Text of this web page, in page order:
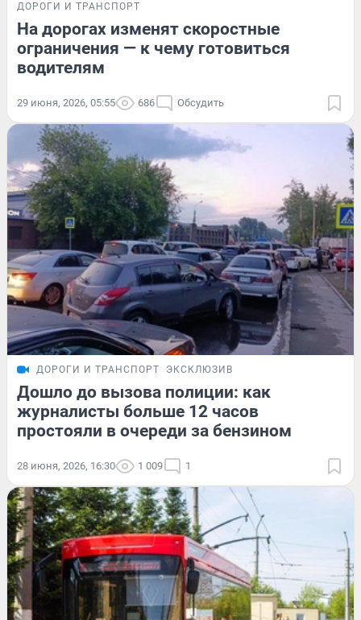
ДОРОГИ И ТРАНСПОРТ
На дорогах изменят скоростные
ограничения — к чему готовиться
водителям
29 июня, 2026, 05:55 686 Обсудить
ДОРОГИ И ТРАНСПОРТ ЭКСКЛЮЗИВ
Дошло до вызова полиции: как
журналисты больше 12 часов
простояли в очереди за бензином
28 июня, 2026, 16:30 1 009 1